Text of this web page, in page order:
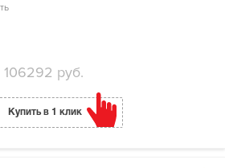
106292 руб.
Купить в 1 клик